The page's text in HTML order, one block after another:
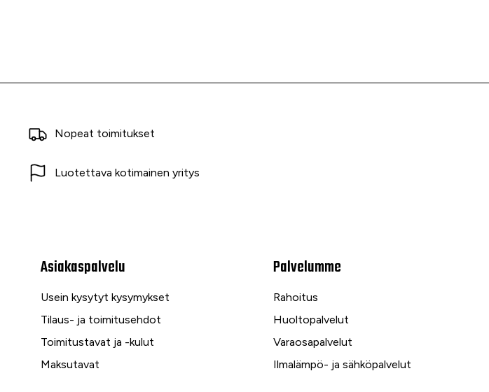
Nopeat toimitukset
Luotettava kotimainen yritys
Asiakaspalvelu
Usein kysytyt kysymykset
Tilaus- ja toimitusehdot
Toimitustavat ja -kulut
Maksutavat
Palvelumme
Rahoitus
Huoltopalvelut
Varaosapalvelut
Ilmalämpö- ja sähköpalvelut